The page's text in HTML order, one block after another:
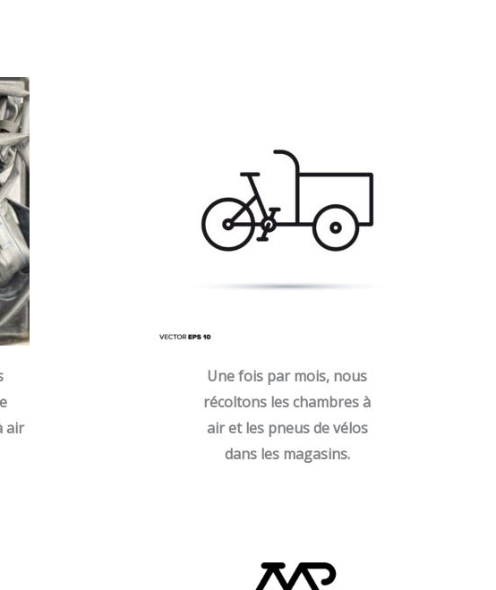
air
Une fois par mois, nous
récoltons les chambres à
air et les pneus de vélos
dans les magasins.